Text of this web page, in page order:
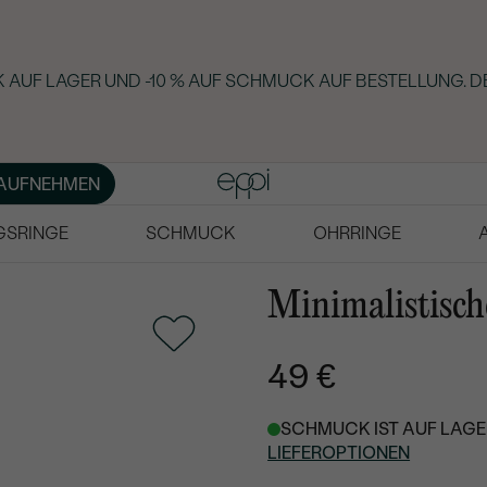
LAGER UND -10 % AUF SCHMUCK AUF BESTELLUNG.
SCHMUCK OHRRINGE
49 €
SCHMUCK IST AUF
LIEFEROPTIONEN